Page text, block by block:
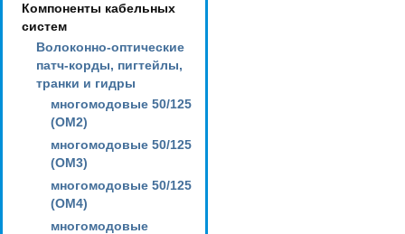
Компоненты кабельных
систем
Волоконно-оптические
патч-корды, пигтейлы,
транки и гидры
многомодовые 50/125
(OM2)
многомодовые 50/125
(OM3)
многомодовые 50/125
(OM4)
многомодовые